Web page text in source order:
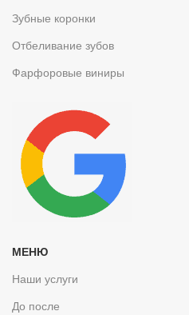
Зубные коронки
Отбеливание зубов
Фарфоровые виниры
МЕНЮ
Наши услуги
До после